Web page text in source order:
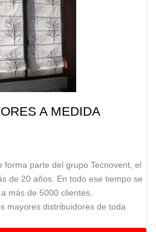
A MEDIDA
forma parte del grupo Tecnovent, el
de 20 años. En todo ese tiempo se
más de 5000 clientes,
mayores distribuidores de toda